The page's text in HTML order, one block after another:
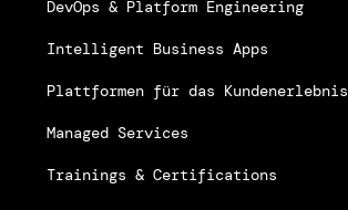
DevOps & Platform Engineering
Intelligent Business Apps
Plattformen für das Kundenerlebnis
Managed Services
Trainings & Certifications